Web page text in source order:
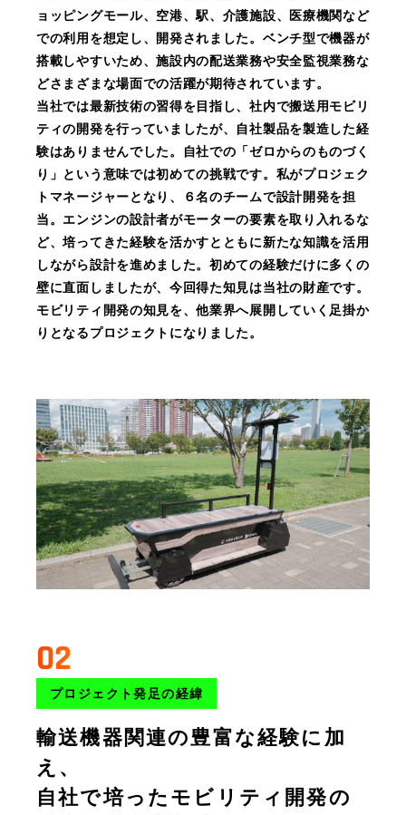
ョッピングモール、空港、駅、介護施設、医療機関など
での利用を想定し、開発されました。ベンチ型で機器が
搭載しやすいため、施設内の配送業務や安全監視業務な
どさまざまな場面での活躍が期待されています。
当社では最新技術の習得を目指し、社内で搬送用モビリ
ティの開発を行っていましたが、自社製品を製造した経
験はありませんでした。自社での「ゼロからのものづく
り」という意味では初めての挑戦です。私がプロジェク
トマネージャーとなり、６名のチームで設計開発を担
当。エンジンの設計者がモーターの要素を取り入れるな
ど、培ってきた経験を活かすとともに新たな知識を活用
しながら設計を進めました。初めての経験だけに多くの
壁に直面しましたが、今回得た知見は当社の財産です。
モビリティ開発の知見を、他業界へ展開していく足掛か
りとなるプロジェクトになりました。
02
プロジェクト発足の経緯
輸送機器関連の豊富な経験に加
え、
自社で培ったモビリティ開発の